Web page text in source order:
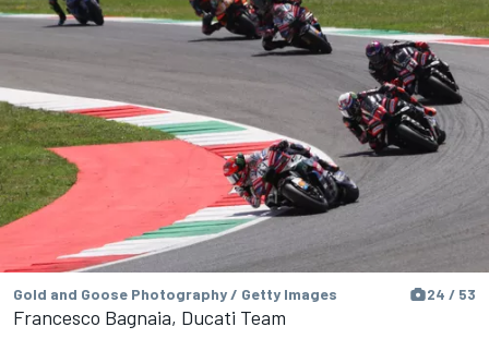
Gold and Goose Photography / Getty Images 24 / 53
Francesco Bagnaia, Ducati Team